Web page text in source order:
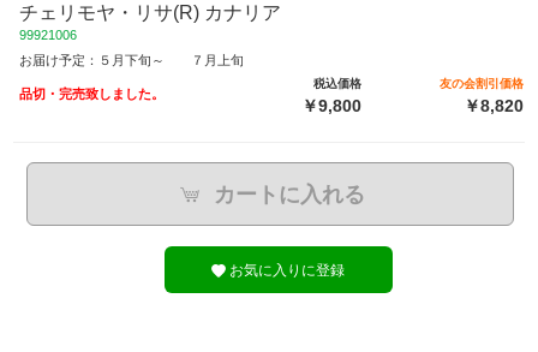
チェリモヤ・リサ(R) カナリア
99921006
お届け予定：５月下旬～ ７月上旬
品切・完売致しました。
税込価格
￥9,800
友の会割引価格
￥8,820
カートに入れる
お気に入りに登録